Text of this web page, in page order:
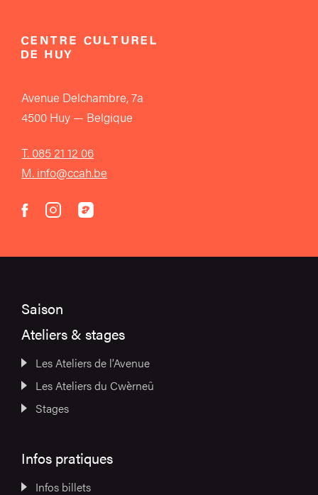
Avenue Delchambre, 7a
4500 Huy — Belgique
T. 085 21 12 06
M. info@ccah.be
facebook
instagram
acast
Saison
Ateliers & stages
Les Ateliers de l’Avenue
Les Ateliers du Cwèrneû
Stages
Infos pratiques
Infos billets